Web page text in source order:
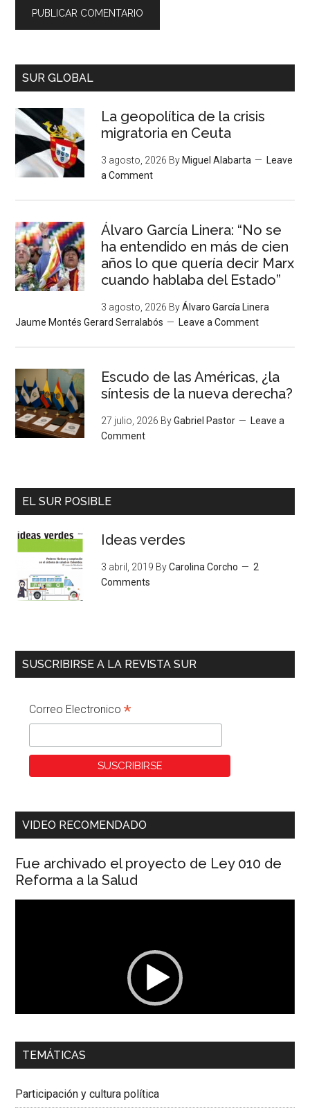
SUR GLOBAL
La geopolítica de la crisis
migratoria en Ceuta
3 agosto, 2026 By Miguel Alabarta
Leave
a Comment
Álvaro García Linera: “No se
ha entendido en más de cien
años lo que quería decir Marx
cuando hablaba del Estado”
3 agosto, 2026 ByÁlvaro García Linera
Jaume Montés Gerard Serralabós
Leave a Comment
Escudo de las Américas, ¿la
síntesis de la nueva derecha?
27 julio, 2026 ByGabriel Pastor
Leave a
Comment
EL SUR POSIBLE
Ideas verdes
3 abril, 2019 ByCarolina Corcho
2
Comments
SUSCRIBIRSE A LA REVISTA SUR
Correo Electronico*
VIDEO RECOMENDADO
Fue archivado el proyecto de Ley 010 de
Reforma a la Salud
00:00 01:04
Dra. Carolina Corcho Mejía,Presidenta Corporación
Colombiana
TEMÁTICAS
Participación y cultura política